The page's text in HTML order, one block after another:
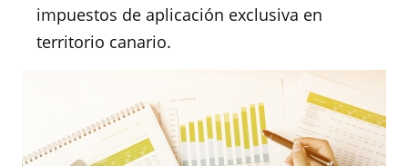
impuestos de aplicación exclusiva en
territorio canario.